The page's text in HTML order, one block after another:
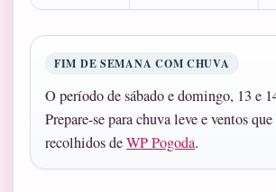
FIM DE SEMANA COM CHUVA
O período de sábado e domingo, 13 e
Prepare-se para chuva leve e ventos
recolhidos deWP Pogoda.